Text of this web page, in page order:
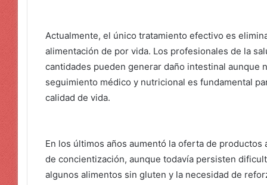
Actualmente, el único tratamiento efectivo es
alimentación de por vida. Los profesionales de la
cantidades pueden generar daño intestinal aunque
seguimiento médico y nutricional es fundamental
calidad de vida.
En los últimos años aumentó la oferta de productos
de concientización, aunque todavía persisten
algunos alimentos sin gluten y la necesidad de